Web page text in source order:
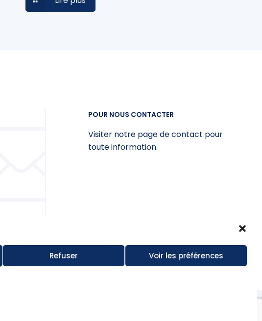
Refuser Voir les préférences
POUR NOUS CONTACTER
Visiter notre page de contact pour
toute information.